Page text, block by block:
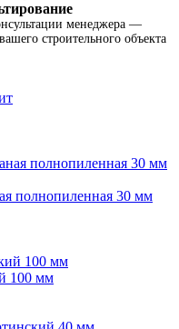
менеджера —
строительного объекта
полнопиленная 30 мм
100 мм